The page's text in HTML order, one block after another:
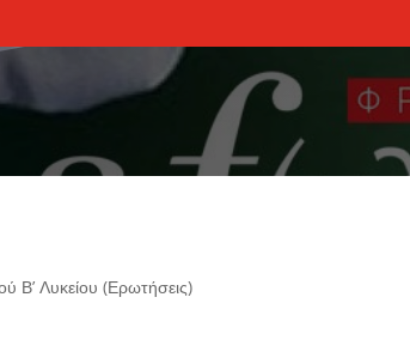
Β’ Λυκείου (Ερωτήσεις)